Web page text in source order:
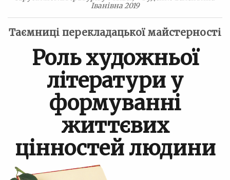
Іванівна 2019
Таємниці перекладацької майстерності
Роль художньої
літератури у
формуванні
життєвих
цінностей людини